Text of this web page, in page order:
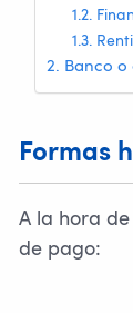
Banco
Formas
A la hora
de pago: